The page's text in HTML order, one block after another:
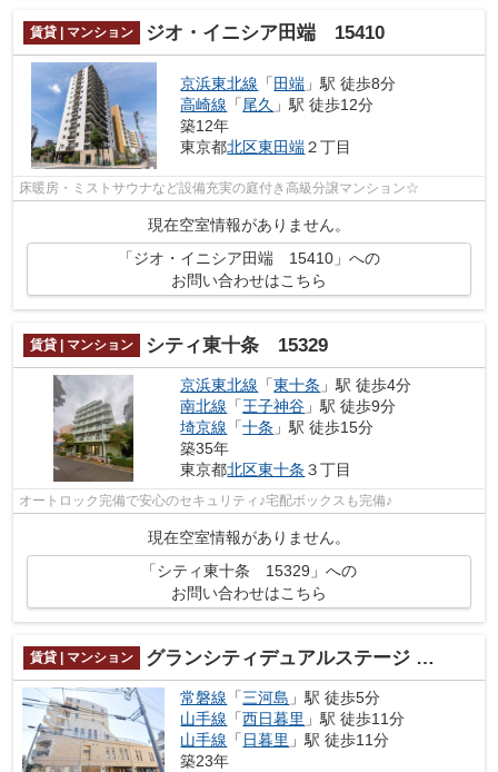
賃貸 | マンション ジオ・イニシア田端 15410
京浜東北線 「 田端 」駅 徒歩8分
高崎線 「尾久 」駅 徒歩12分
築12年
東京都北区東田端２丁目
床暖房・ミストサウナなど設備充実の庭付き高級分譲マンション☆
現在空室情報がありません。
「ジオ・イニシア田端 15410」への
お問い合わせはこちら
賃貸 | マンション シティ東十条 15329
京浜東北線 「東十条 」駅 徒歩4分
南北線 「王子神谷 」駅 徒歩9分
埼京線 「十条 」駅 徒歩15分
築35年
東京都北区東十条 ３丁目
オートロック完備で安心のセキュリティ♪宅配ボックスも完備♪
現在空室情報がありません。
「シティ東十条 15329」への
お問い合わせはこちら
賃貸 | マンション グランシティデュアルステージ ラ・ルーチェ 15286
常磐線 「三河島 」駅 徒歩5分
山手線 「西日暮里 」駅 徒歩11分
山手線 「 日暮里 」駅 徒歩11分
築23年